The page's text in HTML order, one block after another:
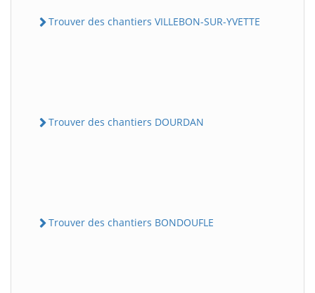
Trouver des chantiers VILLEBON-SUR-YVETTE
Trouver des chantiers DOURDAN
Trouver des chantiers BONDOUFLE